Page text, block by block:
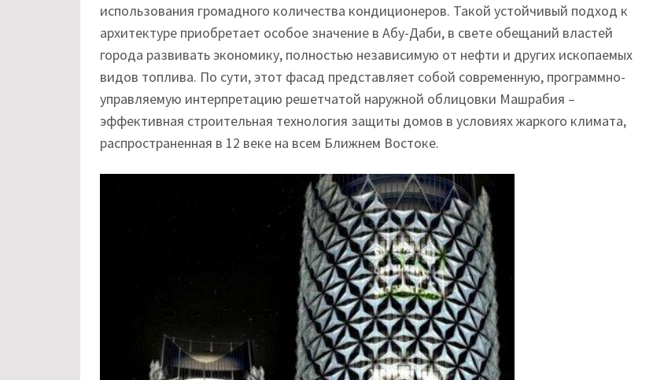
использования громадного количества кондиционеров. Такой устойчивый подход к
архитектуре приобретает особое значение в Абу-Даби, в свете обещаний властей
города развивать экономику, полностью независимую от нефти и других ископаемых
видов топлива. По сути, этот фасад представляет собой современную, программно-
управляемую интерпретацию решетчатой наружной облицовки Машрабия –
эффективная строительная технология защиты домов в условиях жаркого климата,
распространенная в 12 веке на всем Ближнем Востоке.